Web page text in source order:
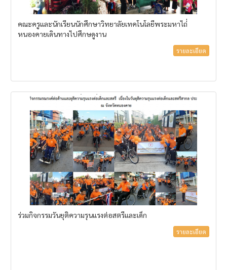
คณะครูและนักเรียนนักศึกษาวิทยาลัยเทคโนโลยีพระมหาไถ่่
หนองคายเดินทางไปศึกษดูงาน
รายละเอียด
ร่วมกิจกรรมวันยุติความรุนแรงต่อสตรีและเด็ก
รายละเอียด